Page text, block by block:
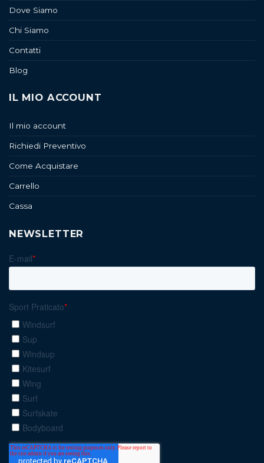
Dove Siamo
Chi Siamo
Contatti
Blog
IL MIO ACCOUNT
Il mio account
Richiedi Preventivo
Come Acquistare
Carrello
Cassa
NEWSLETTER